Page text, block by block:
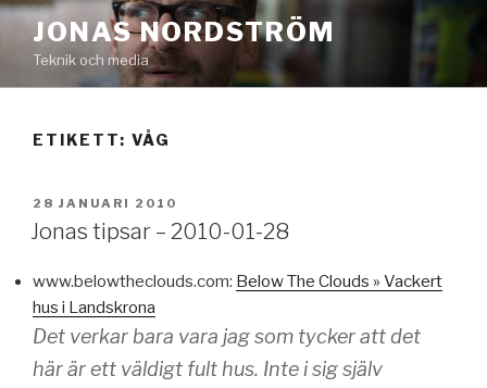
Hoppa
innehåll
JONAS NORDSTRÖM
Teknik och media
ETIKETT: VÅG
PUBLICERAT
28 JANUARI 2010
Jonas tipsar – 2010-01-28
www.belowtheclouds.com: Below The Clouds » Vackert
hus i Landskrona
Det verkar bara vara jag som tycker att det
här är ett väldigt fult hus. Inte i sig själv